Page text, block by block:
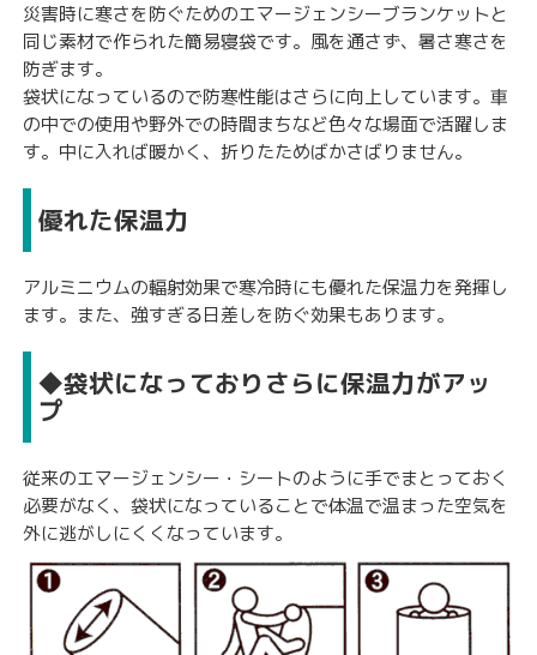
災害時に寒さを防ぐためのエマージェンシーブランケットと
同じ素材で作られた簡易寝袋です。風を通さず、暑さ寒さを
防ぎます。
袋状になっているので防寒性能はさらに向上しています。車
の中での使用や野外での時間まちなど色々な場面で活躍しま
す。中に入れば暖かく、折りたためばかさばりません。
優れた保温力
アルミニウムの輻射効果で寒冷時にも優れた保温力を発揮し
ます。また、強すぎる日差しを防ぐ効果もあります。
◆袋状になっておりさらに保温力がアッ
プ
従来のエマージェンシー・シートのように手でまとっておく
必要がなく、袋状になっていることで体温で温まった空気を
外に逃がしにくくなっています。